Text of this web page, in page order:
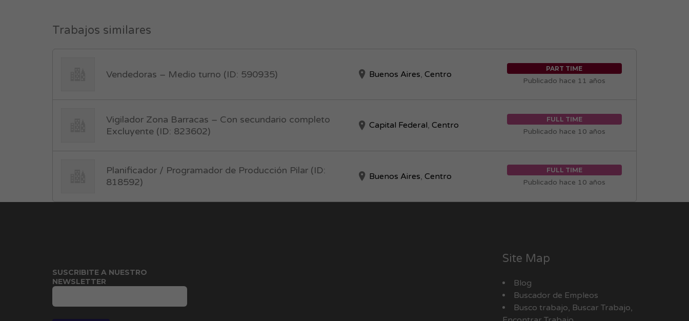
Trabajos similares
Vendedoras – Medio turno (ID: 590935) Buenos Aires, Centro
PART TIME
Publicado hace 11 años
Vigilador Zona Barracas – Con secundario completo
Excluyente (ID: 823602)
Capital Federal, Centro
FULL TIME
Publicado hace 10 años
Planificador / Programador de Producción Pilar (ID:
818592)
Buenos Aires, Centro
FULL TIME
Publicado hace 10 años
SUSCRIBITE A NUESTRO
NEWSLETTER
Site Map
Blog
Buscador de Empleos
Busco trabajo, Buscar Trabajo,